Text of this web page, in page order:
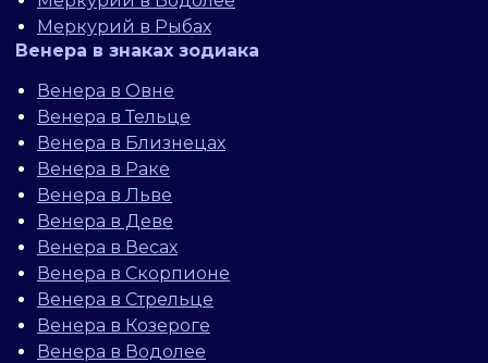
Меркурий в Рыбах
Венера в знаках зодиака
Венера в Овне
Венера в Тельце
Венера в Близнецах
Венера в Раке
Венера в Льве
Венера в Деве
Венера в Весах
Венера в Скорпионе
Венера в Стрельце
Венера в Козероге
Венера в Водолее